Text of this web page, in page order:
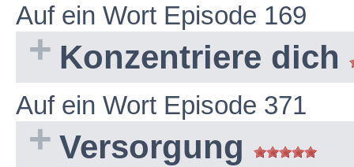
Auf ein Wort Episode 169
Konzentriere dich
Auf ein Wort Episode 371
Versorgung